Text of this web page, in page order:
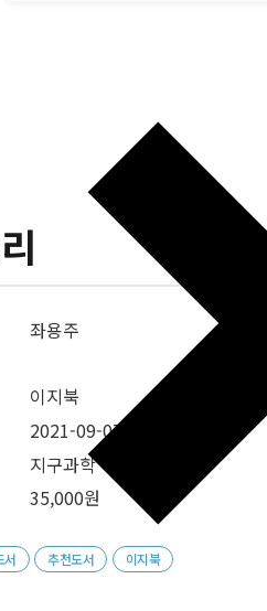
좌용주
이지북
2021-09-07
지구과학
35,000원
서 추천도서 이지북